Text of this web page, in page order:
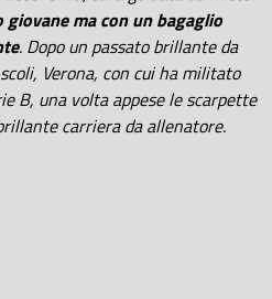
giovane ma con un bagaglio
. Dopo un passato brillante da
Verona, con cui ha militato
B, una volta appese le scarpette
carriera da allenatore.